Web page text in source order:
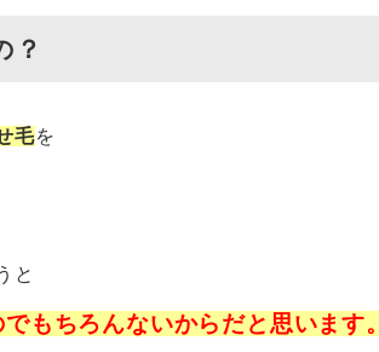
？
毛を
と
もちろんないからだと思います。